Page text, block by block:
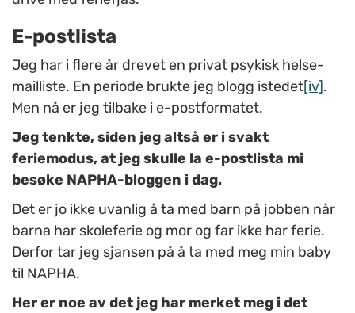
E-postlista
Jeg har i flere år drevet en privat psykisk helse-
mailliste. En periode brukte jeg blogg istedet[iv].
Men nå er jeg tilbake i e-postformatet.
Jeg tenkte, siden jeg altså er i svakt
feriemodus, at jeg skulle la e-postlista mi
besøke NAPHA-bloggen i dag.
Det er jo ikke uvanlig å ta med barn på jobben når
barna har skoleferie og mor og far ikke har ferie.
Derfor tar jeg sjansen på å ta med meg min baby
til NAPHA.
Her er noe av det jeg har merket meg i det